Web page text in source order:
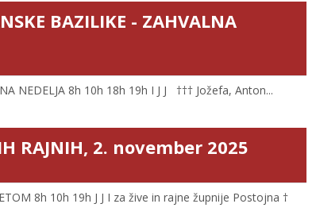
BAZILIKE - ZAHVALNA
NEDELJA 8h 10h 18h 19h I J J ††† Jožefa, Anton...
RAJNIH, 2. november 2025
8h 10h 19h J J I za žive in rajne župnije Postojna †